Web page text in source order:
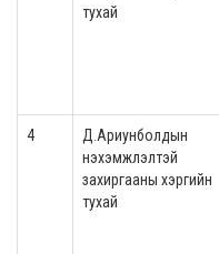
тухай
4
Д.Ариунболдын
нэхэмжлэлтэй
захиргааны хэргийн
тухай